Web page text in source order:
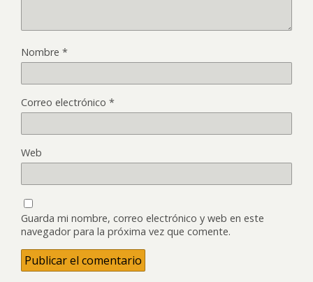
Nombre *
Correo electrónico *
Web
Guarda mi nombre, correo electrónico y web en este
navegador para la próxima vez que comente.